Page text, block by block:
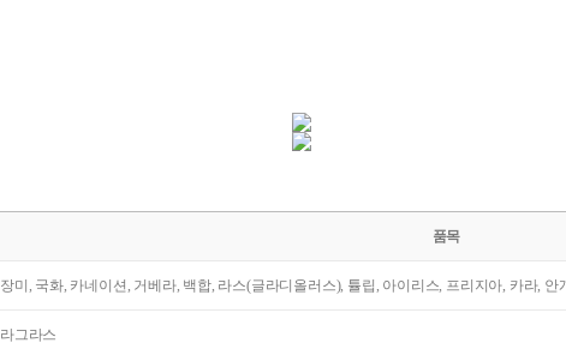
품목
장미, 국화, 카네이션, 거베라, 백합, 라스(글라디올러스), 튤립, 아이리스, 프리지아, 카라,
라그라스